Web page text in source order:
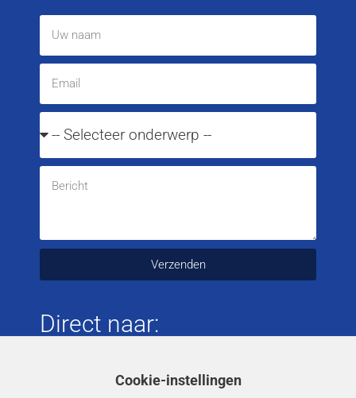
Verzenden
Direct naar:
MeubelreinigingCookie-instellingen